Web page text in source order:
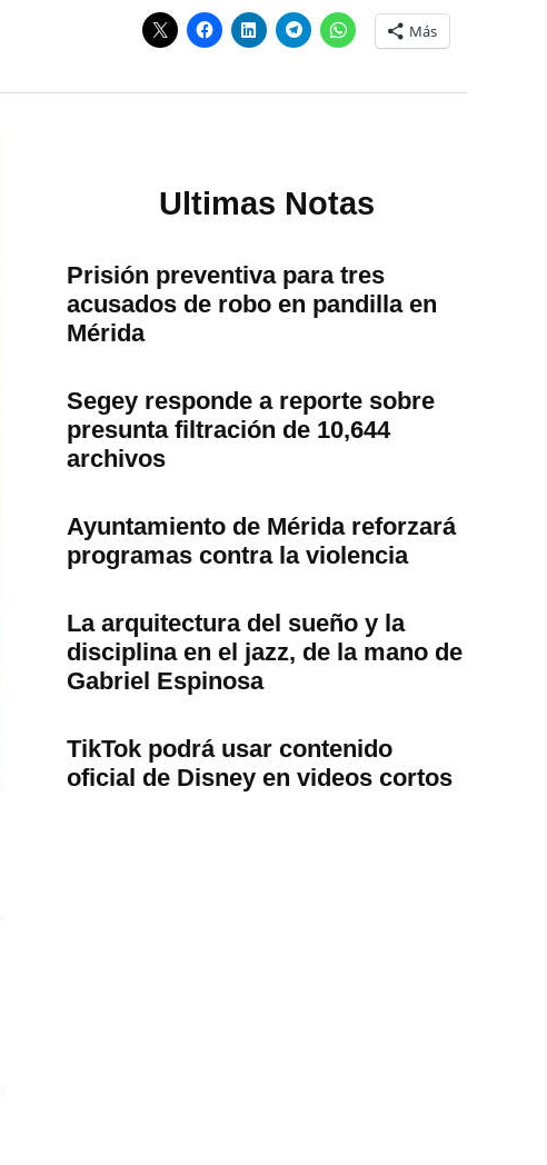
Más
Ultimas Notas
Prisión preventiva para tres
acusados de robo en pandilla en
Mérida
Segey responde a reporte sobre
presunta filtración de 10,644
archivos
Ayuntamiento de Mérida reforzará
programas contra la violencia
La arquitectura del sueño y la
disciplina en el jazz, de la mano de
Gabriel Espinosa
TikTok podrá usar contenido
oficial de Disney en videos cortos